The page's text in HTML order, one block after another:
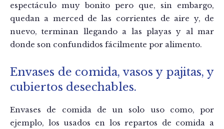
espectáculo muy bonito pero que, sin embargo,
quedan a merced de las corrientes de aire y, de
nuevo, terminan llegando a las playas y al mar
donde son confundidos fácilmente por alimento.
Envases de comida, vasos y pajitas, y
cubiertos desechables.
Envases de comida de un solo uso como, por
ejemplo, los usados en los repartos de comida a